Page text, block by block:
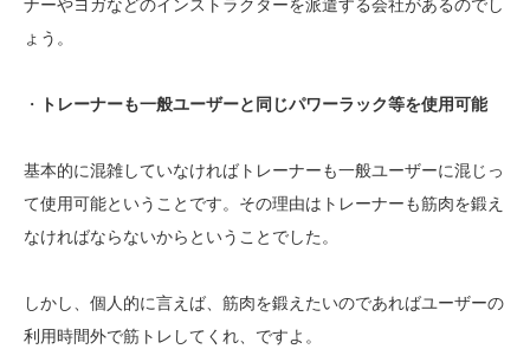
ナーやヨガなどのインストラクターを派遣する会社があるのでし
ょう。
・ トレーナーも一般ユーザーと同じパワーラック等を使用可能
基本的に混雑していなければトレーナーも一般ユーザーに混じっ
て使用可能ということです。その理由はトレーナーも筋肉を鍛え
なければならないからということでした。
しかし、個人的に言えば、筋肉を鍛えたいのであればユーザーの
利用時間外で筋トレしてくれ、ですよ。